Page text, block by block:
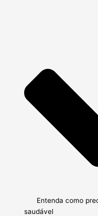
Entenda como
saudável